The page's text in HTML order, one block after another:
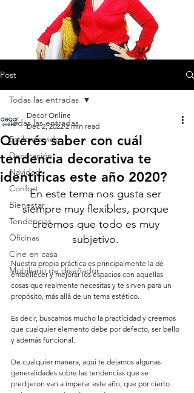
Post
Todas las entradas
Estilo de vida
Decoración
Navidad
Confort
Bienestar
Tendencias
Oficinas
Cine en casa
Mobiliario de diseñador
Todas las entradas
Querés saber con cuál
tendencia decorativa te
identificas este año 2020?
Decor Online
Dec 2, 2022 2 min read
En este tema nos gusta ser
siempre muy flexibles, porque
creemos que todo es muy
subjetivo.
Nuestra propia práctica es principalmente la de
embellecer y mejorar los espacios con aquellas
cosas que realmente necesitas y te sirven para un
propósito, más allá de un tema estético.
Es decir, buscamos mucho la practicidad y creemos
que cualquier elemento debe por defecto, ser bello
y además funcional.
De cualquier manera, aquí te dejamos algunas
generalidades sobre las tendencias que se
predijeron van a imperar este año, que por cierto